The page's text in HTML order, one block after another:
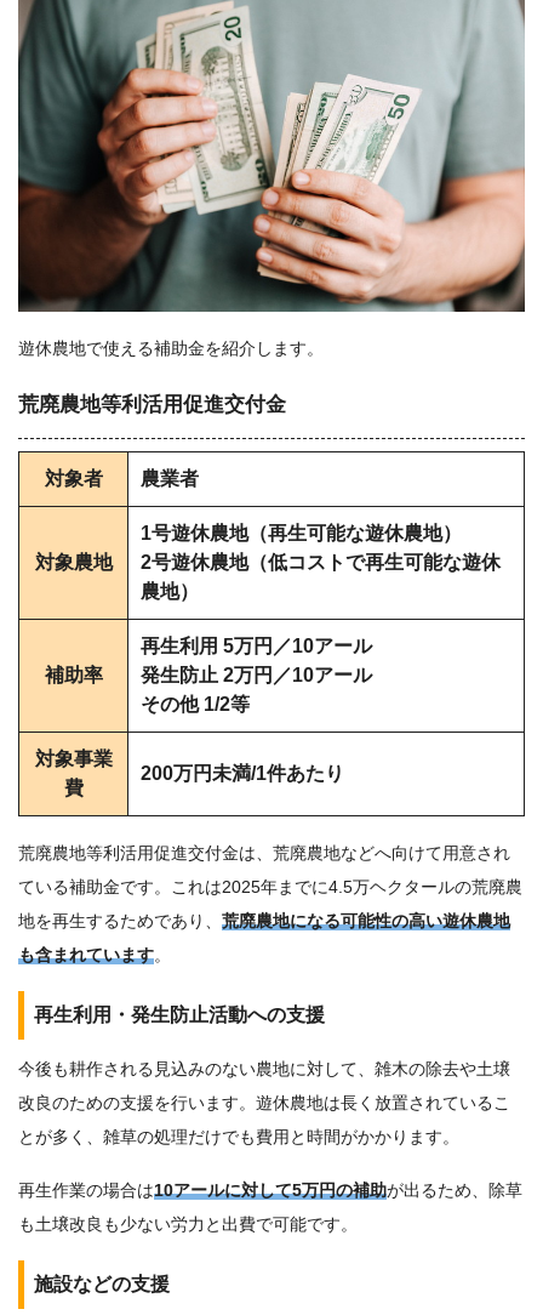
遊休農地で使える補助金を紹介します。
荒廃農地等利活用促進交付金
対象者 農業者
対象農地
1号遊休農地（再生可能な遊休農地）
2号遊休農地（低コストで再生可能な遊休
農地）
補助率
再生利用 5万円／10アール
発生防止 2万円／10アール
その他 1/2等
対象事業
費
200万円未満/1件あたり
荒廃農地等利活用促進交付金は、荒廃農地などへ向けて用意され
ている補助金です。これは2025年までに4.5万ヘクタールの荒廃農
地を再生するためであり、 荒廃農地になる可能性の高い遊休農地
も含まれています。
再生利用・発生防止活動への支援
今後も耕作される見込みのない農地に対して、雑木の除去や土壌
改良のための支援を行います。遊休農地は長く放置されているこ
とが多く、雑草の処理だけでも費用と時間がかかります。
再生作業の場合は10アールに対して5万円の補助が出るため、除草
も土壌改良も少ない労力と出費で可能です。
施設などの支援